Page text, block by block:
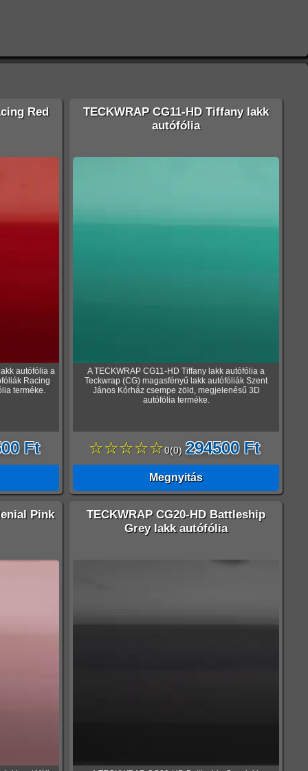
Red
autófólia a
Racing
terméke.
Ft
TECKWRAP CG11-HD Tiffany lakk
autófólia
A TECKWRAP CG11-HD Tiffany lakk autófólia a
Teckwrap (CG) magasfényű lakk autófóliák Szent
János Kórház csempe zöld, megjelenésű 3D
autófólia terméke.
☆☆☆☆☆0(0) 294500 Ft
Megnyitás
Pink
TECKWRAP CG20-HD Battleship
Grey lakk autófólia